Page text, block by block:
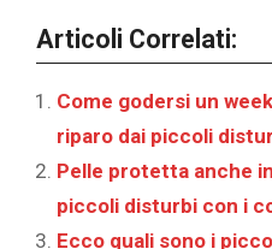
Articoli Correlati:
Come godersi un
riparo dai piccoli
Pelle protetta anche
piccoli disturbi con i
Ecco quali sono i